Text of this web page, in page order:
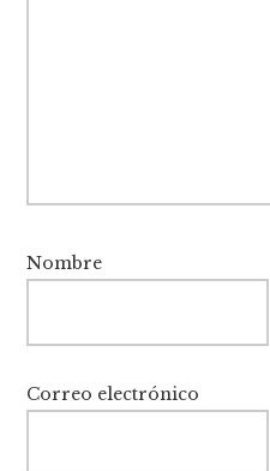
Nombre
Correo electrónico